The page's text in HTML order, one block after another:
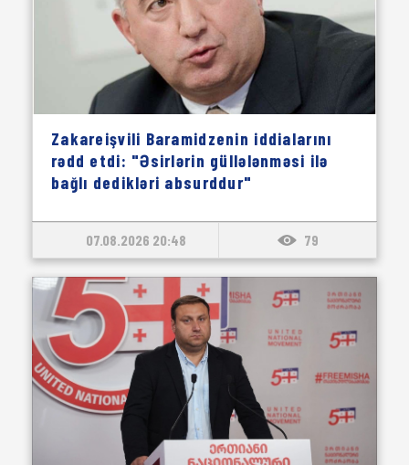
Zakareişvili Baramidzenin iddialarını
rədd etdi: "Əsirlərin güllələnməsi ilə
bağlı dedikləri absurddur"
07.08.2026 20:48 79